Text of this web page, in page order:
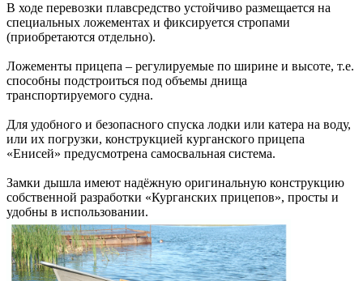
В ходе перевозки плавсредство устойчиво размещается на
специальных ложементах и фиксируется стропами
(приобретаются отдельно).
Ложементы прицепа – регулируемые по ширине и высоте, т.е.
способны подстроиться под объемы днища
транспортируемого судна.
Для удобного и безопасного спуска лодки или катера на воду,
или их погрузки, конструкцией курганского прицепа
«Енисей» предусмотрена самосвальная система.
Замки дышла имеют надёжную оригинальную конструкцию
собственной разработки «Курганских прицепов», просты и
удобны в использовании.